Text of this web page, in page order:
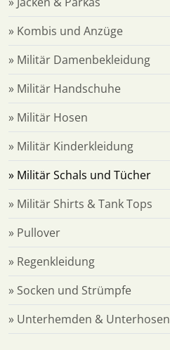
» Kombis und Anzüge
» Militär Damenbekleidung
» Militär Handschuhe
» Militär Hosen
» Militär Kinderkleidung
» Militär Schals und Tücher
» Militär Shirts & Tank Tops
» Pullover
» Regenkleidung
» Socken und Strümpfe
» Unterhemden & Unterhosen